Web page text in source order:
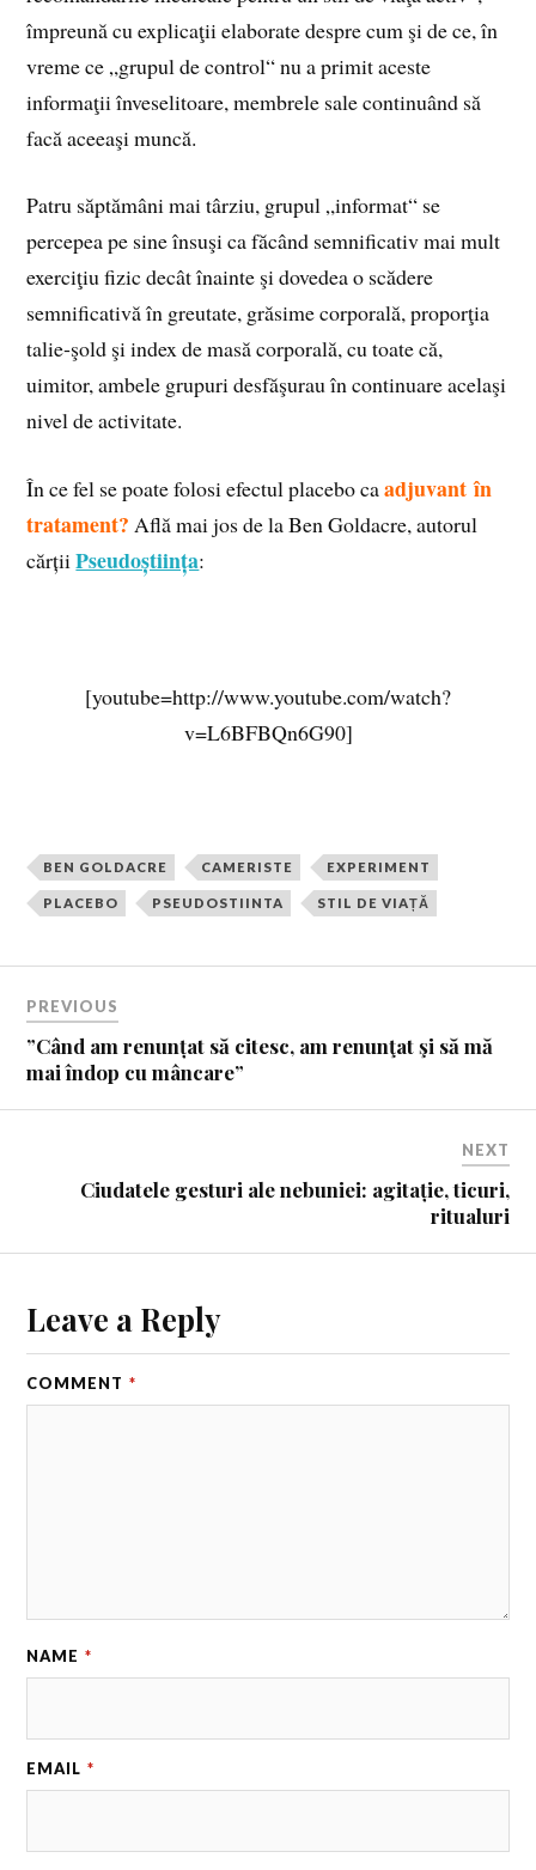
împreună cu explicaţii elaborate despre cum şi de ce, în
vreme ce „grupul de control“ nu a primit aceste
informaţii înveselitoare, membrele sale continuând să
facă aceeaşi muncă.
Patru săptămâni mai târziu, grupul „informat“ se
percepea pe sine însuşi ca făcând semnificativ mai mult
exerciţiu fizic decât înainte şi dovedea o scădere
semnificativă în greutate, grăsime corporală, proporţia
talie‑şold şi index de masă corporală, cu toate că,
uimitor, ambele grupuri desfăşurau în continuare acelaşi
nivel de activitate.
În ce fel se poate folosi efectul placebo caadjuvant în
tratament? Află mai jos de la Ben Goldacre, autorul
cărțiiPseudoștiința:
[youtube=http://www.youtube.com/watch?
v=L6BFBQn6G90]
BEN GOLDACRE CAMERISTE EXPERIMENT
PLACEBO PSEUDOSTIINTA STIL DE VIAȚĂ
PREVIOUS
”Când am renunțat să citesc, am renunţat şi să mă
mai îndop cu mâncare”
NEXT
Ciudatele gesturi ale nebuniei: agitație, ticuri,
ritualuri
Leave a Reply
COMMENT *
NAME *
EMAIL *